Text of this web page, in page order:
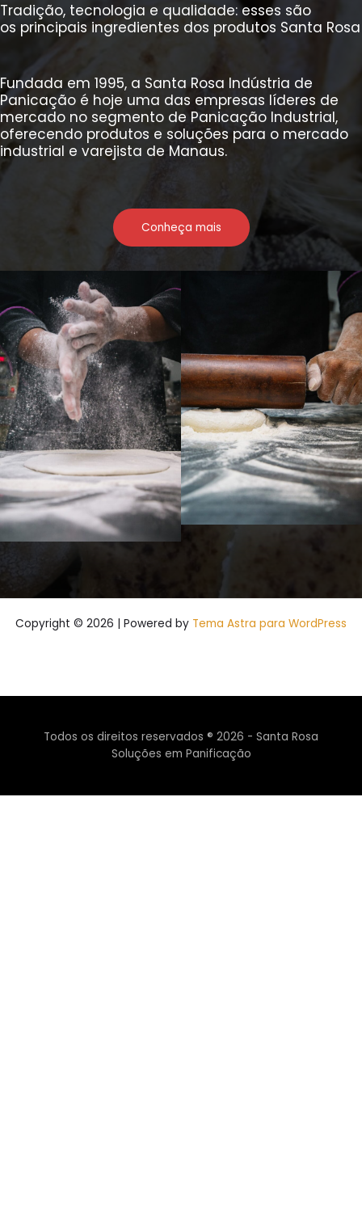
Tradição, tecnologia e qualidade: esses são
os principais ingredientes dos produtos Santa Rosa
Fundada em 1995, a Santa Rosa Indústria de
Panicação é hoje uma das empresas líderes de
mercado no segmento de Panicação Industrial,
oferecendo produtos e soluções para o mercado
industrial e varejista de Manaus.
Conheça mais
Copyright © 2026 | Powered by Tema Astra para WordPress
Todos os direitos reservados ® 2026 - Santa Rosa
Soluções em Panificação